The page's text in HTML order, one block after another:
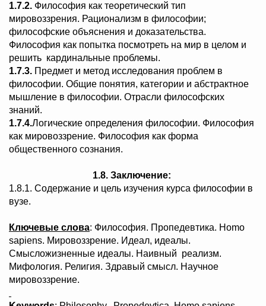
1.7.2. Философия как теоретический тип
мировоззрения. Рационализм в философии;
философские объяснения и доказательства.
Философия как попытка посмотреть на мир в целом и
решить кардинальные проблемы.
1.7.3. Предмет и метод исследования проблем в
философии. Общие понятия, категории и абстрактное
мышление в философии. Отрасли философских
знаний.
1.7.4.Логические определения философии. Философия
как мировоззрение. Философия как форма
общественного сознания.
1.8. Заключение:
1.8.1. Содержание и цель изучения курса философии в
вузе.
Ключевые слова: Философия. Пропедевтика. Homo
sapiens. Мировоззрение. Идеал, идеалы.
Смысложизненные идеалы. Наивный реализм.
Мифология. Религия. Здравый смысл. Научное
мировоззрение.